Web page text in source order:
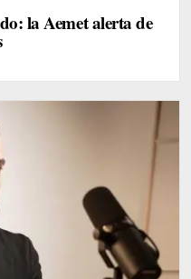
la Aemet alerta de